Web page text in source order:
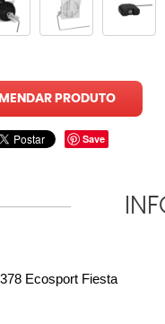
PRODUTO
Save
Ecosport Fiesta